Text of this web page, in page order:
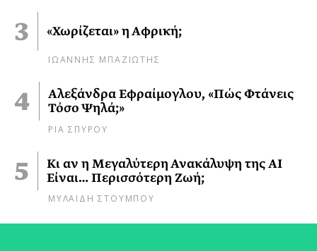
«Χωρίζεται» η Αφρική;
ΙΩΑΝΝΗΣ ΜΠΑΖΙΩΤΗΣ
Αλεξάνδρα Εφραίμογλου, «Πώς Φτάνεις
Τόσο Ψηλά;»
ΡΙΑ ΣΠΥΡΟΥ
Κι αν η Μεγαλύτερη Ανακάλυψη της AI
Είναι… Περισσότερη Ζωή;
ΜΥΛΑΙΔΗ ΣΤΟΥΜΠΟΥ